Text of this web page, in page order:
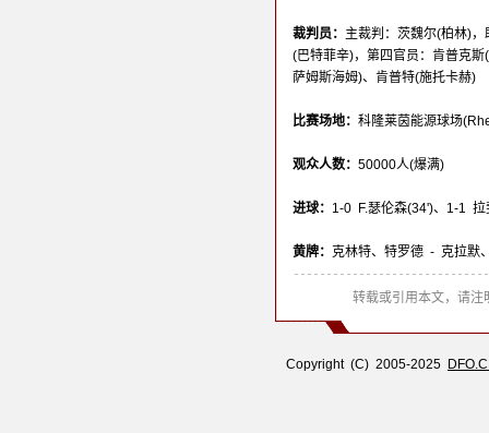
裁判员： 主裁判：茨魏尔(柏林)
(巴特菲辛)，第四官员：肯普克
萨姆斯海姆)、肯普特(施托卡赫)
比赛场地： 科隆莱茵能源球场
观众人数： 50000人(爆满)
进球： 1-0 F.瑟伦森(34')、1-1
黄牌： 克林特、特罗德 - 克拉默
转载或引用本文，请注
Copyright (C) 2005-2025